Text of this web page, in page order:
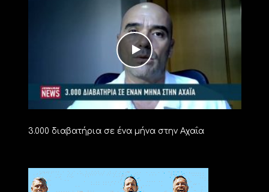
3.000 διαβατήρια σε ένα μήνα στην Αχαΐα